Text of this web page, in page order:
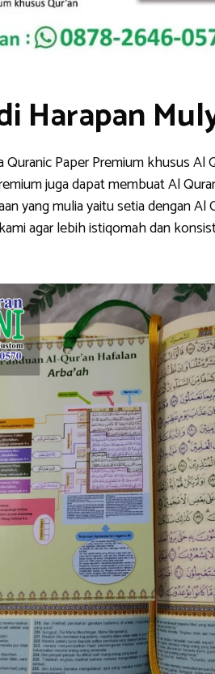
Harapan
Paper Premium khusus
juga dapat membuat Al
yang mulia yaitu setia dengan
agar lebih istiqomah dan